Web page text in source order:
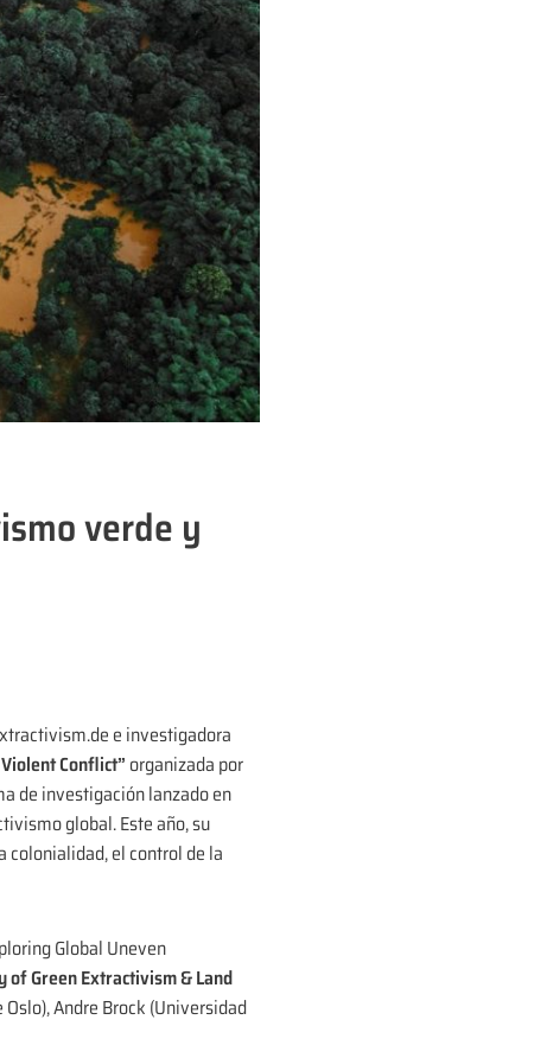
verde y
e investigadora
Conflict”organizada por
de investigación lanzado en
global. Este año, su
colonialidad, el control de la
Global Uneven
of Green Extractivism & Land
Andre Brock (Universidad